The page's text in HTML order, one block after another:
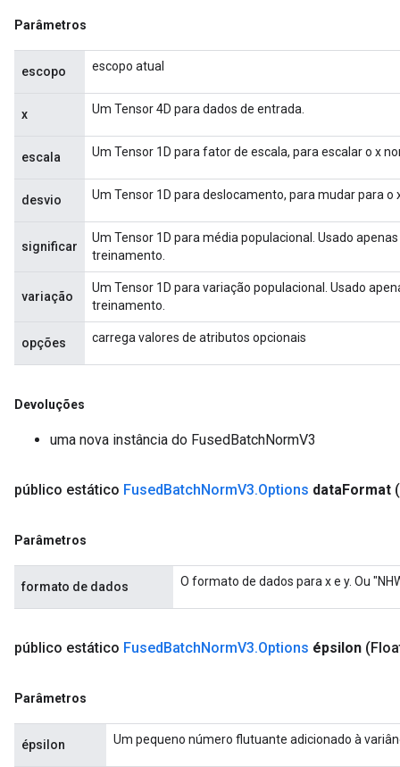
Parâmetros
escopo escopo atual
x Um Tensor 4D para dados de entrada.
escala Um Tensor 1D para fator de escala, para escalar o x
desvio Um Tensor 1D para deslocamento, para mudar para o
significar
Um Tensor 1D para média populacional. Usado
treinamento.
variação
Um Tensor 1D para variação populacional. Usado
treinamento.
opções carrega valores de atributos opcionais
Devoluções
uma nova instância do FusedBatchNormV3
público estático FusedBatchNormV3.Options dataFormat
Parâmetros
formato de dados O formato de dados para x e y. Ou
público estático FusedBatchNormV3.Options épsilon
Parâmetros
épsilon Um pequeno número flutuante adicionado à